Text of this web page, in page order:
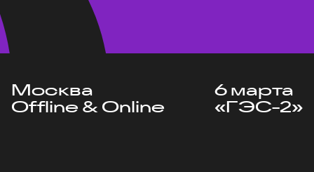
Москва
Offline & Online
6 марта
«ГЭС-2»